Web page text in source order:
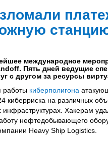
международное
Пять дней ведущие
с другом за ресурсы
работы киберполигона
киберриска на различных
инфраструктурах. Хакерам
нефтедобывающего
Heavy Ship Logistics.